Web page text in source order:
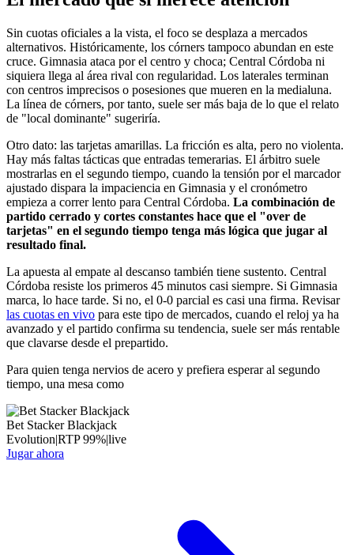
Sin cuotas oficiales a la vista, el foco se desplaza a mercados
alternativos. Históricamente, los córners tampoco abundan en este
cruce. Gimnasia ataca por el centro y choca; Central Córdoba ni
siquiera llega al área rival con regularidad. Los laterales terminan
con centros imprecisos o posesiones que mueren en la medialuna.
La línea de córners, por tanto, suele ser más baja de lo que el relato
de "local dominante" sugeriría.
Otro dato: las tarjetas amarillas. La fricción es alta, pero no violenta.
Hay más faltas tácticas que entradas temerarias. El árbitro suele
mostrarlas en el segundo tiempo, cuando la tensión por el marcador
ajustado dispara la impaciencia en Gimnasia y el cronómetro
empieza a correr lento para Central Córdoba. La combinación de
partido cerrado y cortes constantes hace que el "over de
tarjetas" en el segundo tiempo tenga más lógica que jugar al
resultado final.
La apuesta al empate al descanso también tiene sustento. Central
Córdoba resiste los primeros 45 minutos casi siempre. Si Gimnasia
marca, lo hace tarde. Si no, el 0-0 parcial es casi una firma. Revisar
las cuotas en vivo para este tipo de mercados, cuando el reloj ya ha
avanzado y el partido confirma su tendencia, suele ser más rentable
que clavarse desde el prepartido.
Para quien tenga nervios de acero y prefiera esperar al segundo
tiempo, una mesa como
Bet Stacker Blackjack
Evolution|RTP99%|live
Jugar ahora